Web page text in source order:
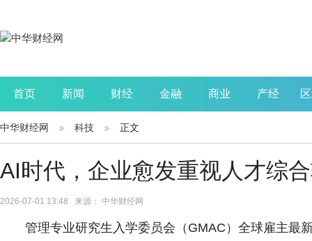
首页 新闻 财经 金融 商业 产经
公司 生活 读书
中华财经网 科技 正文
AI时代，企业愈发重视人才综
2026-07-01 13:48 来源： 中华财经网
管理专业研究生入学委员会（GMAC）全球雇主最